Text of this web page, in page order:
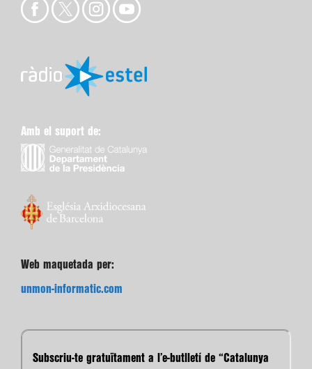
Amb el suport de:
Web maquetada per:
unmon-informatic.com
Subscriu-te gratuïtament a l’e-butlletí de “Catalunya